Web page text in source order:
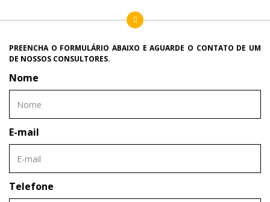
PREENCHA O FORMULÁRIO ABAIXO E AGUARDE O CONTATO DE UM
DE NOSSOS CONSULTORES.
Nome
E-mail
Telefone